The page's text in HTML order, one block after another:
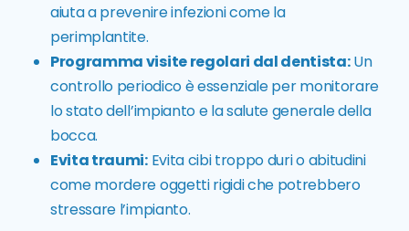
aiuta a prevenire infezioni come la
perimplantite.
Programma visite regolari dal dentista:Un
controllo periodico è essenziale per monitorare
lo stato dell’impianto e la salute generale della
bocca.
Evita traumi:Evita cibi troppo duri o abitudini
come mordere oggetti rigidi che potrebbero
stressare l’impianto.